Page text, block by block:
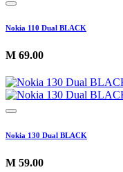
Nokia 110 Dual BLACK
M 69.00
Nokia 130 Dual BLACK
M 59.00